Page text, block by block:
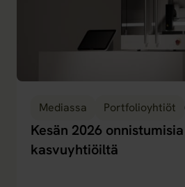
Mediassa Portfolioyhtiöt
Kesän 2026
kasvuyhtiöiltä